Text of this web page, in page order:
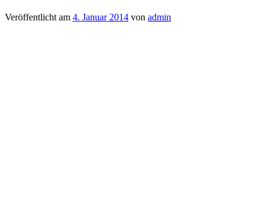
Veröffentlicht am 4. Januar 2014 von admin